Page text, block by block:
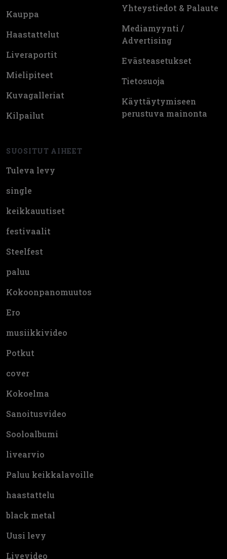
Kauppa
Haastattelut
Liveraportit
Mielipiteet
Kuvagalleriat
Kilpailut
SUOSITUT AIHEET
Tuleva levy
single
keikkauutiset
festivaalit
Steelfest
paluu
Kokoonpanomuutos
Ero
musiikkivideo
Potkut
cover
Kokoelma
Sanoitusvideo
Sooloalbumi
livearvio
Paluu keikkalavoille
haastattelu
black metal
Uusi levy
Livevideo
Yhteystiedot & Palaute
Mediamyynti /
Advertising
Evästeasetukset
Tietosuoja
Käyttäytymiseen
perustuva mainonta